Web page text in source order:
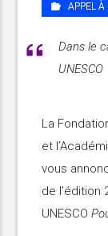
APPEL À
Dans le
UNESCO
La
et
vous
de l’édition
UNESCO